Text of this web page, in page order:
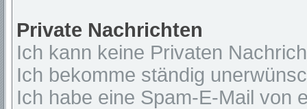
Private Nachrichten
Ich kann keine Privaten
Ich bekomme ständig
Ich habe eine Spam-E-Mail von